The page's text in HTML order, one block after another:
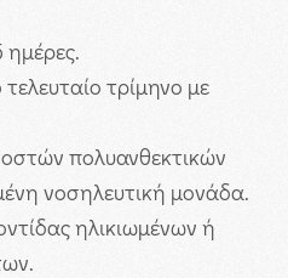
ημέρες.
τρίμηνο με
πολυανθεκτικών
νοσηλευτική μονάδα.
ηλικιωμένων ή